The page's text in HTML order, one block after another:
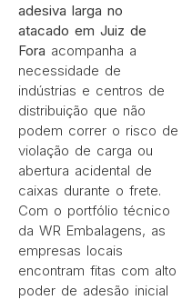
adesiva larga no
atacado em Juiz de
Fora acompanha a
necessidade de
indústrias e centros de
distribuição que não
podem correr o risco de
violação de carga ou
abertura acidental de
caixas durante o frete.
Com o portfólio técnico
da WR Embalagens, as
empresas locais
encontram fitas com alto
poder de adesão inicial